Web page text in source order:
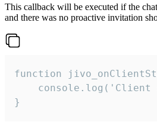
This callback will be executed if the
and there was no proactive invitation
function
console.log('Client
}